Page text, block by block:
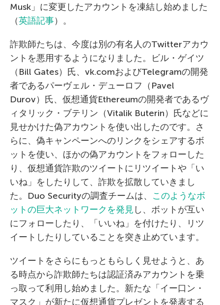
Musk」に変更したアカウントを凍結し始めました
（英語記事）。
詐欺師たちは、今度は別の有名人のTwitterアカウ
ントを悪用するようになりました。ビル・ゲイツ
（Bill Gates）氏、vk.comおよびTelegramの開発
者であるパーヴェル・デューロフ（Pavel
Durov）氏、仮想通貨Ethereumの開発者であるヴ
ィタリック・ブテリン（Vitalik Buterin）氏などに
見せかけた偽アカウントを使い出したのです。さ
らに、偽キャンペーンへのリンクをシェアするボ
ットを使い、ほかの偽アカウントをフォローした
り、仮想通貨詐欺のツイートにリツイートや「い
いね」をしたりして、詐欺を拡散していきまし
た。Duo Securityの調査チームは、 このようなボ
ットの巨大ネットワークを発見 し、ボットが互い
にフォローしたり、「いいね」を付けたり、リツ
イートしたりしていることを突き止めています。
ツイートをさらにもっともらしく見せようと、あ
る時点から詐欺師たちは認証済みアカウントを乗
っ取って利用し始めました。新たな「イー口ン・
マスク」が新たに仮想通貨プレゼントを発表する